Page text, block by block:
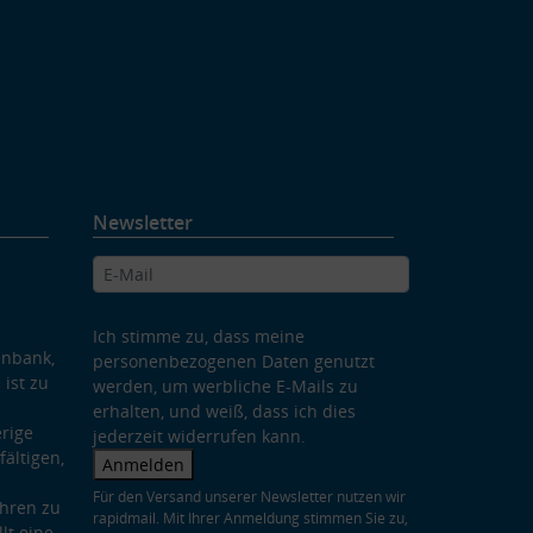
ist zu
zu
Newsletter
Ich stimme zu, dass meine
personenbezogenen Daten genutzt
werden, um werbliche E-Mails zu
erhalten, und weiß, dass ich dies
jederzeit widerrufen kann.
Anmelden
Für den Versand unserer Newsletter nutzen wir
rapidmail. Mit Ihrer Anmeldung stimmen Sie zu,